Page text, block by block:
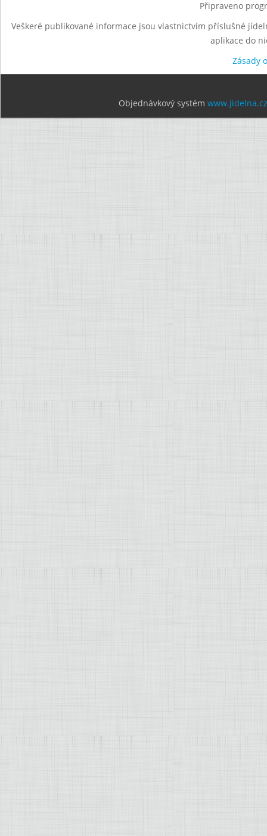
Připraveno
Veškeré publikované informace jsou vlastnictvím příslušné
aplikace do
Zásady
Objednávkový systém www.jidelna.cz